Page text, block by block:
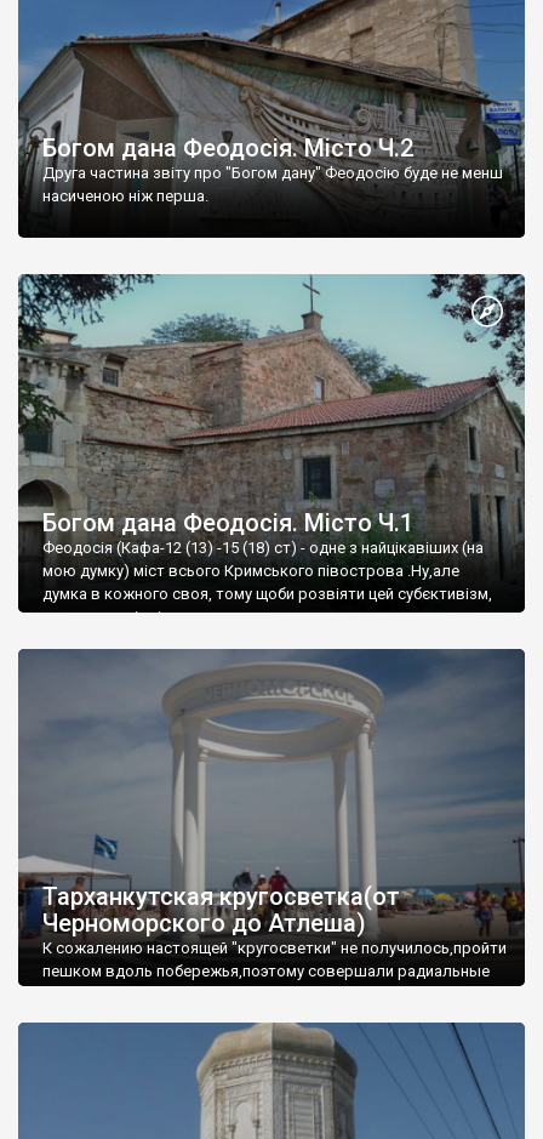
Богом дана Феодосія. Місто Ч.2
Друга частина звіту про "Богом дану" Феодосію буде не менш
насиченою ніж перша.
Богом дана Феодосія. Місто Ч.1
Феодосія (Кафа-12 (13) -15 (18) ст) - одне з найцікавіших (на
мою думку) міст всього Кримського півострова .Ну,але
думка в кожного своя, тому щоби розвіяти цей субєктивізм,
запрошую відвідати це
Тарханкутская кругосветка(от
Черноморского до Атлеша)
К сожалению настоящей "кругосветки" не получилось,пройти
пешком вдоль побережья,поэтому совершали радиальные